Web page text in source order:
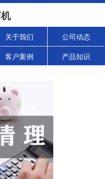
关于我们 公司动态
客户案例 产品知识